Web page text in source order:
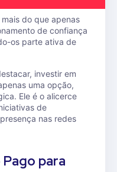
do que apenas
de confiança
os parte ativa de
investir em
uma opção,
Ele é o alicerce
de
nas redes
para